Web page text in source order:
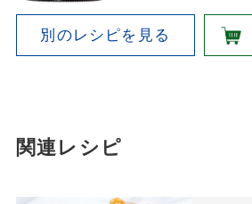
別のレシピを見る
関連レシピ